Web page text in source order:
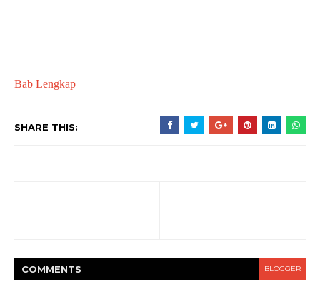
Bab Lengkap
SHARE THIS:
COMMENTS BLOGGER